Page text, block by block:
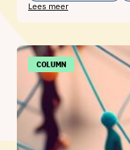
Lees meer
COLUMN